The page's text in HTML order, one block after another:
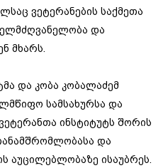
ვეტერანების საქმეთა
და
მხარს.
და კობა კობალაძემ
სამსახურსა და
ინსტიტუტს შორის
და
აუცილებლობაზე ისაუბრეს.